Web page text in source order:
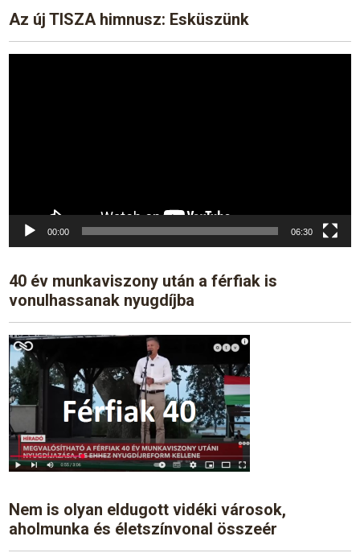
Az új TISZA himnusz: Esküszünk
00:00 06:30
40 év munkaviszony után a férfiak is
vonulhassanak nyugdíjba
Nem is olyan eldugott vidéki városok,
aholmunka és életszínvonal összeér